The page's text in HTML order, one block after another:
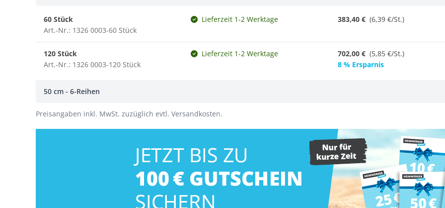
60 Stück
Art.-Nr.: 1326 0003-60 Stück
Lieferzeit 1-2 Werktage 383,40 € (6,39 €/St.)
120 Stück
Art.-Nr.: 1326 0003-120 Stück
Lieferzeit 1-2 Werktage 702,00 € (5,85 €/St.)
8 % Ersparnis
50 cm - 6-Reihen
Preisangaben inkl. MwSt. zuzüglich evtl. Versandkosten.